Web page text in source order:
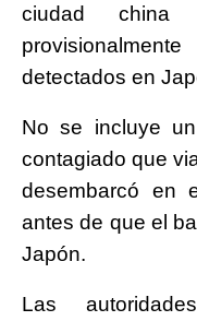
ciudad
detectados en
No se incluye
contagiado que
desembarcó en
antes de que el
Japón.
Las